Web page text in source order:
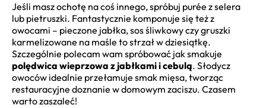
Jeśli masz ochotę na coś innego, spróbuj purée z selera
lub pietruszki. Fantastycznie komponuje się też z
owocami – pieczone jabłka, sos śliwkowy czy gruszki
karmelizowane na maśle to strzał w dziesiątkę.
Szczególnie polecam wam spróbować jak smakuje
polędwica wieprzowa z jabłkami i cebulą. Słodycz
owoców idealnie przełamuje smak mięsa, tworząc
restauracyjne doznanie w domowym zaciszu. Czasem
warto zaszaleć!